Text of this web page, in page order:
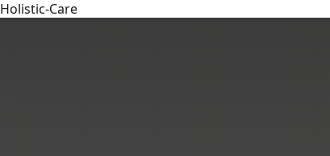
Holistic-Care